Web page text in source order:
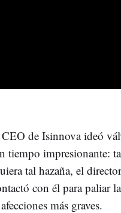
de Isinnova ideó
tiempo impresionante:
tal hazaña, el
con él para paliar
más graves.